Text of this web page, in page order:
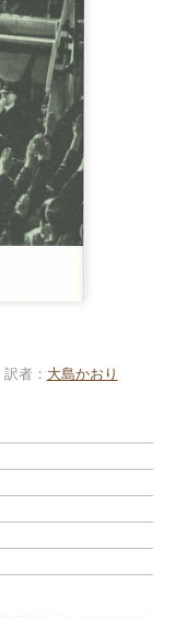
訳者 大島かおり